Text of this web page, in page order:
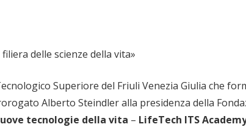
delle scienze della vita»
Superiore del Friuli Venezia Giulia che
Alberto Steindler alla presidenza della
tecnologie della vita – LifeTech ITS